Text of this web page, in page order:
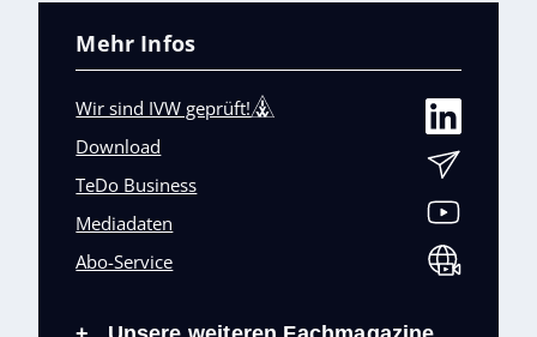
Mehr Infos
Wir sind IVW geprüft!
Download
TeDo Business
Mediadaten
Abo-Service